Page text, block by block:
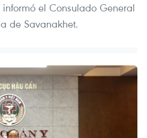
el Consulado General
de Savanakhet.